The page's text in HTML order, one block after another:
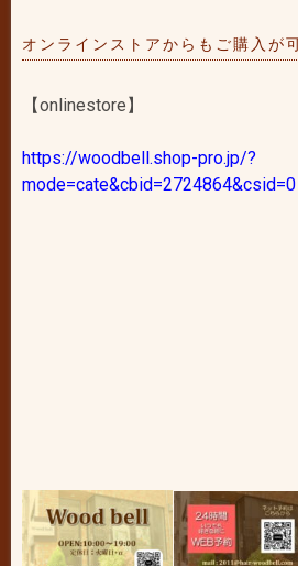
オンラインストアからもご購入が
【onlinestore】
https://woodbell.shop-pro.jp/?
mode=cate&cbid=2724864&csid=0